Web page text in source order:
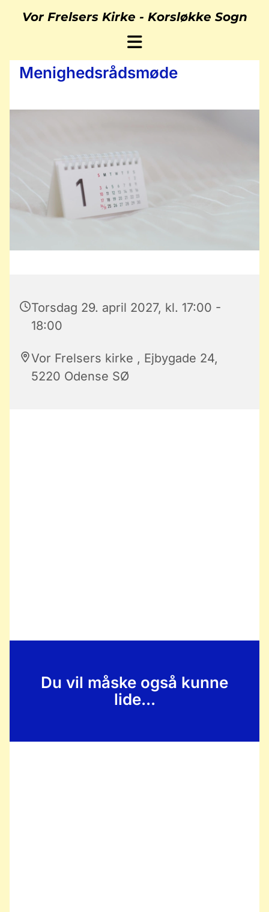
Vor Frelsers Kirke - Korsløkke Sogn
Menighedsrådsmøde
Torsdag 29. april 2027, kl. 17:00 -
18:00
Vor Frelsers kirke , Ejbygade 24,
5220 Odense SØ
Du vil måske også kunne
lide...